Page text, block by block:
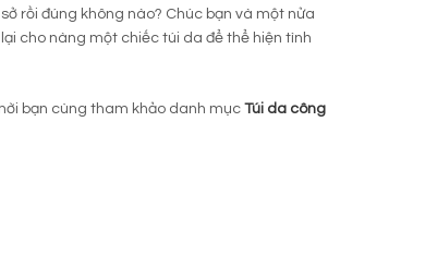
rồi đúng không nào? Chúc bạn và một nửa
cho nàng một chiếc túi da để thể hiện tình
bạn cùng tham khảo danh mục Túi da công